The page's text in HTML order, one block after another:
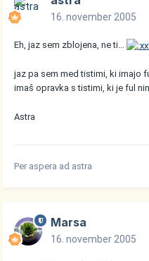
16. november 2005
Eh, jaz sem zblojena, ne ti...
jaz pa sem med tistimi, ki imajo
imaš opravka s tistimi, ki je ful
Astra
Per aspera ad astra
Marsa
16. november 2005